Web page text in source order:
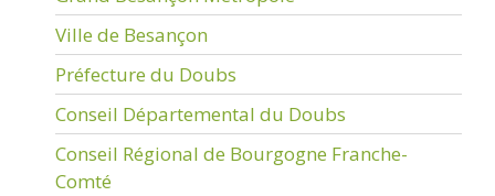
Ville de Besançon
Préfecture du Doubs
Conseil Départemental du Doubs
Conseil Régional de Bourgogne Franche-
Comté